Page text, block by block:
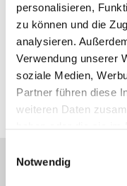
personalisieren,
zu können und die
analysieren.
Verwendung unserer
soziale Medien,
Partner führen diese
weiteren Daten
Notwendig
Deshalb stehen wir Ihnen
erfahrenen Spezialisten zur
Störungen bearbeiten.
Hotline für Sie erreichbar.